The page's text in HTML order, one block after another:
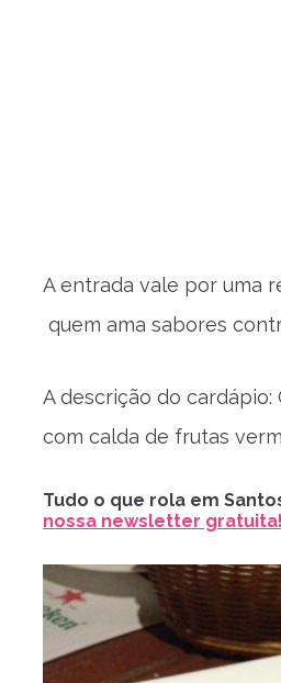
A entrada vale por uma
quem ama sabores
A descrição do
com calda de frutas
Tudo o que rola em
nossa newsletter gratuita!